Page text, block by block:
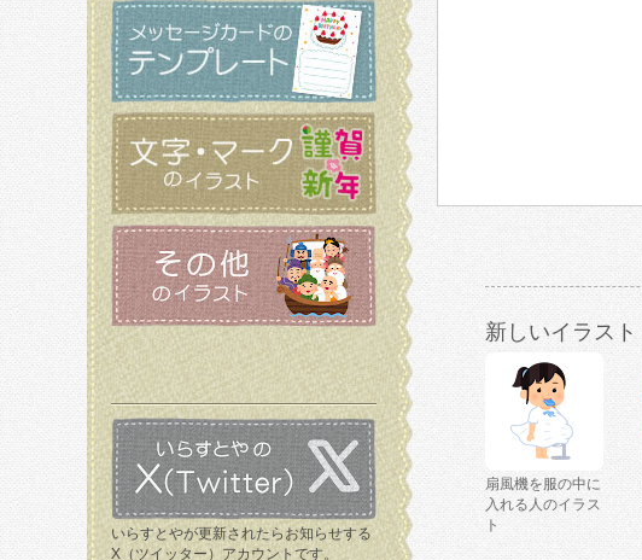
いらすとやが更新されたらお知らせする
X（ツイッター）アカウントです。
新しいイラスト
扇風機を服の中に
入れる人のイラス
ト